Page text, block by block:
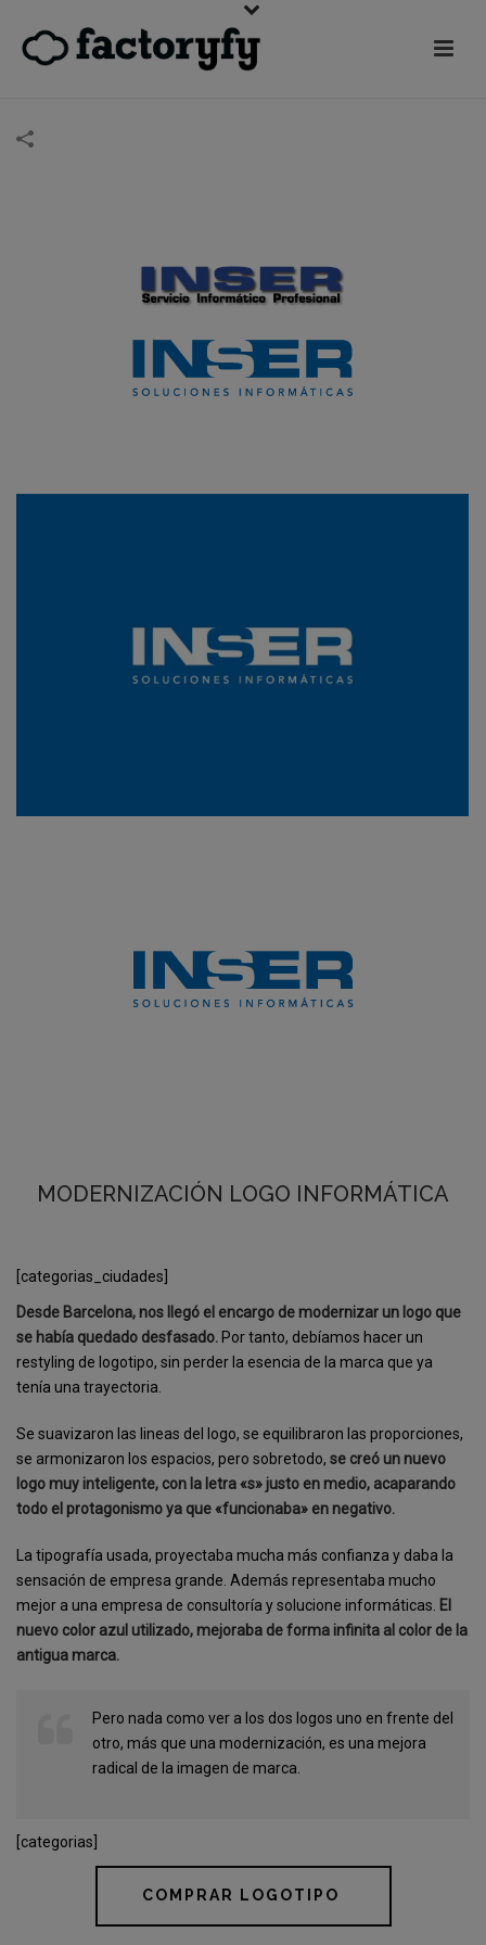
MODERNIZACIÓN LOGO INFORMÁTICA
[categorias_ciudades]
Desde Barcelona, nos llegó el encargo de modernizar un logo que
se había quedado desfasado. Por tanto, debíamos hacer un
restyling de logotipo, sin perder la esencia de la marca que ya
tenía una trayectoria.
Se suavizaron las lineas del logo, se equilibraron las proporciones,
se armonizaron los espacios, pero sobretodo, se creó un nuevo
logo muy inteligente, con la letra «s» justo en medio, acaparando
todo el protagonismo ya que «funcionaba» en negativo.
La tipografía usada, proyectaba mucha más confianza y daba la
sensación de empresa grande. Además representaba mucho
mejor a una empresa de consultoría y solucione informáticas. El
nuevo color azul utilizado, mejoraba de forma infinita al color de la
antigua marca.
Pero nada como ver a los dos logos uno en frente del
otro, más que una modernización, es una mejora
radical de la imagen de marca.
[categorias]
COMPRAR LOGOTIPO